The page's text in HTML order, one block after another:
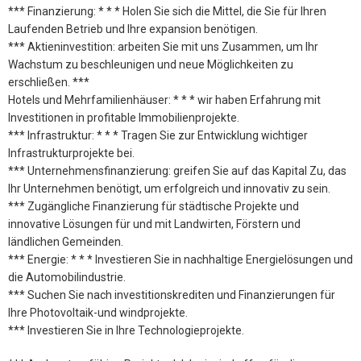
*** Finanzierung: * * * Holen Sie sich die Mittel, die Sie für Ihren
Laufenden Betrieb und Ihre expansion benötigen.
*** Aktieninvestition: arbeiten Sie mit uns Zusammen, um Ihr
Wachstum zu beschleunigen und neue Möglichkeiten zu
erschließen. ***
Hotels und Mehrfamilienhäuser: * * * wir haben Erfahrung mit
Investitionen in profitable Immobilienprojekte.
*** Infrastruktur: * * * Tragen Sie zur Entwicklung wichtiger
Infrastrukturprojekte bei.
*** Unternehmensfinanzierung: greifen Sie auf das Kapital Zu, das
Ihr Unternehmen benötigt, um erfolgreich und innovativ zu sein.
*** Zugängliche Finanzierung für städtische Projekte und
innovative Lösungen für und mit Landwirten, Förstern und
ländlichen Gemeinden.
*** Energie: * * * Investieren Sie in nachhaltige Energielösungen und
die Automobilindustrie.
*** Suchen Sie nach investitionskrediten und Finanzierungen für
Ihre Photovoltaik-und windprojekte.
*** Investieren Sie in Ihre Technologieprojekte.